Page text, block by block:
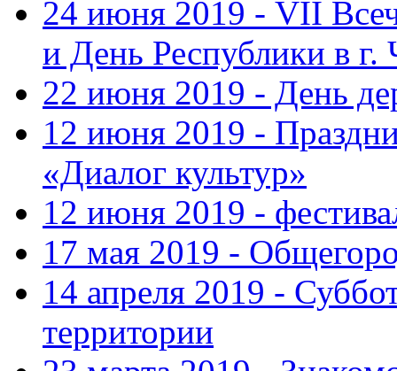
24 июня 2019 - VII
и День Республики в г.
22 июня 2019 - День
12 июня 2019 -
«Диалог культур»
12 июня 2019 -
17 мая 2019 -
14 апреля 2019 -
территории